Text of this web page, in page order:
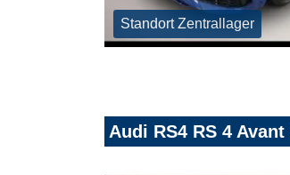
Standort Zentrallager
Audi RS4 RS 4